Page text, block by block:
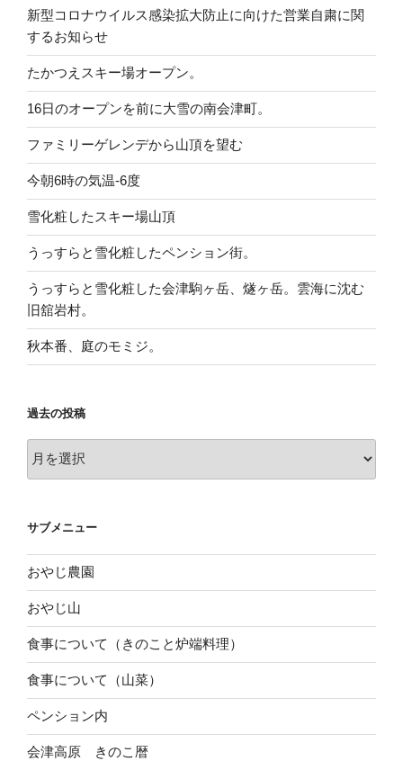
新型コロナウイルス感染拡大防止に向けた営業自粛に関
するお知らせ
たかつえスキー場オープン。
16日のオープンを前に大雪の南会津町。
ファミリーゲレンデから山頂を望む
今朝6時の気温-6度
雪化粧したスキー場山頂
うっすらと雪化粧したペンション街。
うっすらと雪化粧した会津駒ヶ岳、燧ヶ岳。雲海に沈む
旧舘岩村。
秋本番、庭のモミジ。
過去の投稿
過
稿
サブメニュー
おやじ農園
おやじ山
食事について（きのこと炉端料理）
食事について（山菜）
ペンション内
会津高原 きのこ暦